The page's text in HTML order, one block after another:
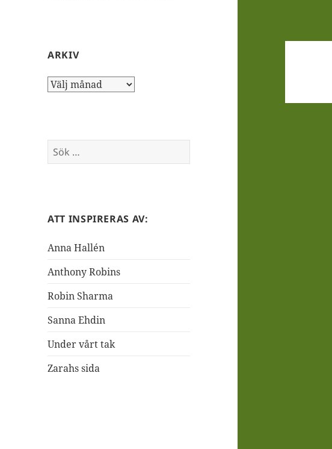
ARKIV
Arkiv
Sök
efter:
ATT INSPIRERAS AV:
Anna Hallén
Anthony Robins
Robin Sharma
Sanna Ehdin
Under vårt tak
Zarahs sida